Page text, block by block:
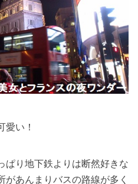
愛い！
ぱり地下鉄よりは断然好きな
があんまりバスの路線が多く